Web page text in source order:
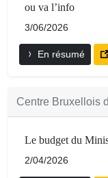
ou va l’info
3/06/2026
En résumé
Centre Bruxellois
Le budget du
2/04/2026